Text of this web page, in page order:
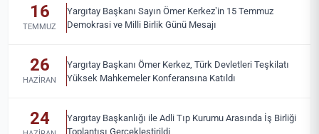
16
TEMMUZ
Yargıtay Başkanı Sayın Ömer Kerkez’in 15 Temmuz
Demokrasi ve Milli Birlik Günü Mesajı
26
HAZIRAN
Yargıtay Başkanı Ömer Kerkez, Türk Devletleri Teşkilatı
Yüksek Mahkemeler Konferansına Katıldı
24
Yargıtay Başkanlığı ile Adli Tıp Kurumu Arasında İş Birliği
Toplantısı Gerçekleştirildi